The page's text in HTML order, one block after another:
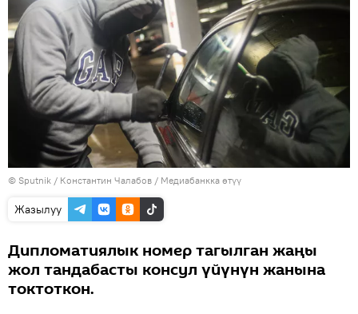
© Sputnik / Константин Чалабов / Медиабанкка өтүү
Жазылуу
Дипломатиялык номер тагылган жаңы
жол тандабасты консул үйүнүн жанына
токтоткон.